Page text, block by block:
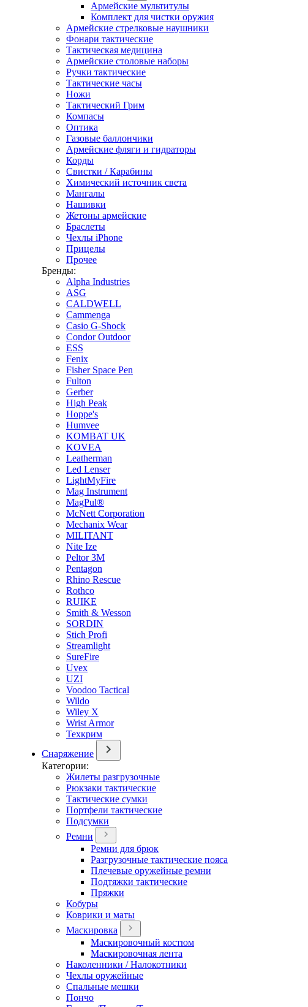
Армейские мультитулы
Комплект для чистки оружия
Армейские стрелковые наушники
Фонари тактические
Тактическая медицина
Армейские столовые наборы
Ручки тактические
Тактические часы
Ножи
Тактический Грим
Компасы
Оптика
Газовые баллончики
Армейские фляги и гидраторы
Корды
Свистки / Карабины
Химический источник света
Мангалы
Нашивки
Жетоны армейские
Браслеты
Чехлы iPhone
Прицелы
Прочее
Бренды:
Alpha Industries
ASG
CALDWELL
Cammenga
Casio G-Shock
Condor Outdoor
ESS
Fenix
Fisher Space Pen
Fulton
Gerber
High Peak
Hoppe's
Humvee
KOMBAT UK
KOVEA
Leatherman
Led Lenser
LightMyFire
Mag Instrument
MagPul®
McNett Corporation
Mechanix Wear
MILITANT
Nite Ize
Peltor 3M
Pentagon
Rhino Rescue
Rothco
RUIKE
Smith & Wesson
SORDIN
Stich Profi
Streamlight
SureFire
Uvex
UZI
Voodoo Tactical
Wildo
Wiley X
Wrist Armor
Техкрим
Снаряжение
Категории:
Жилеты разгрузочные
Рюкзаки тактические
Тактические сумки
Портфели тактические
Подсумки
Ремни
Ремни для брюк
Разгрузочные тактические пояса
Плечевые оружейные ремни
Подтяжки тактические
Пряжки
Кобуры
Коврики и маты
Маскировка
Маскировочный костюм
Маскировочная лента
Наколенники / Налокотники
Чехлы оружейные
Спальные мешки
Пончо